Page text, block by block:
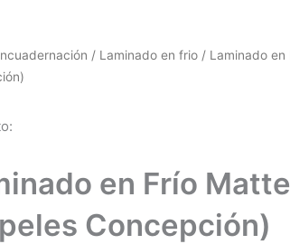
/ Laminado en frio / Laminado en
en Frío
Concepción)